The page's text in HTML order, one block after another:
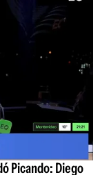
Picando: Diego